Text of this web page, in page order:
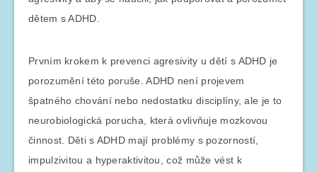
dětem s ADHD.
Prvním krokem k prevenci agresivity u dětí s ADHD je
porozumění této poruše. ADHD není projevem
špatného chování nebo nedostatku disciplíny, ale je to
neurobiologická porucha, která ovlivňuje mozkovou
činnost. Děti s ADHD mají problémy s pozorností,
impulzivitou a hyperaktivitou, což může vést k